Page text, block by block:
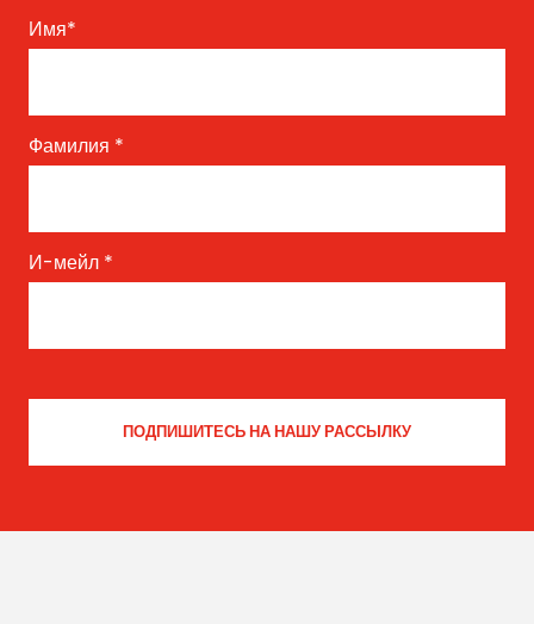
Имя*
Фамилия *
И-мейл *